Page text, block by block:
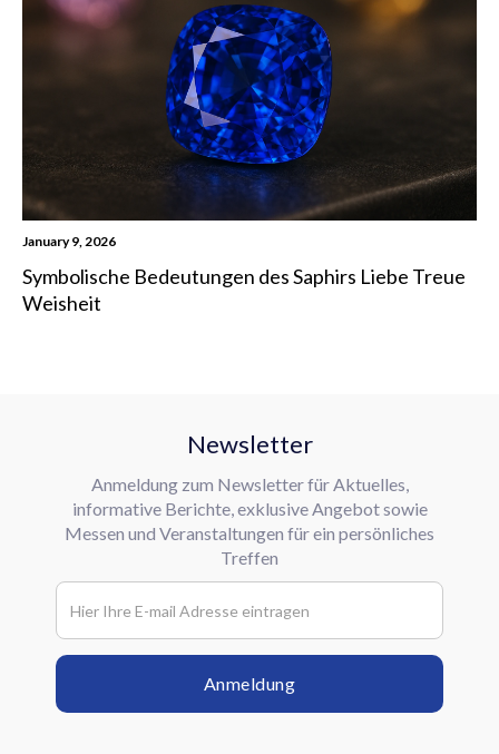
January 9, 2026
Symbolische Bedeutungen des Saphirs Liebe Treue
Weisheit
Newsletter
Anmeldung zum Newsletter für Aktuelles,
informative Berichte, exklusive Angebot sowie
Messen und Veranstaltungen für ein persönliches
Treffen